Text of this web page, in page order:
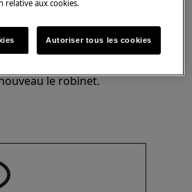
débranchez le tuyau
et nettoyez le filtre du
le robinet.
relative aux cookies.
Autoriser tous les cookies